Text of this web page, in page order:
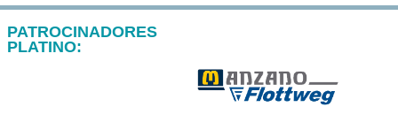
PATROCINADORES
PLATINO: